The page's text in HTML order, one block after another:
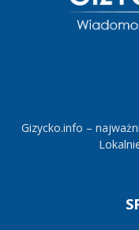
Gizycko.info –